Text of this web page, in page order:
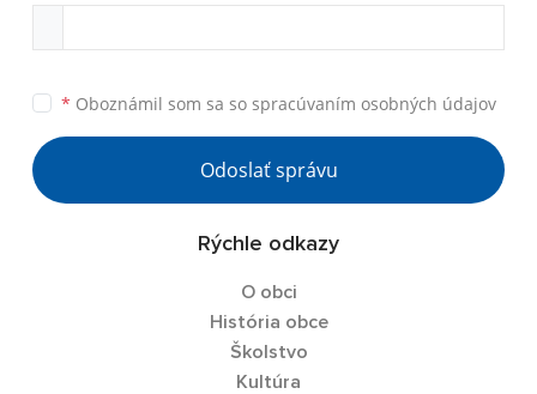
* Oboznámil som sa so spracúvaním osobných údajov
Odoslať správu
Rýchle odkazy
O obci
História obce
Školstvo
Kultúra